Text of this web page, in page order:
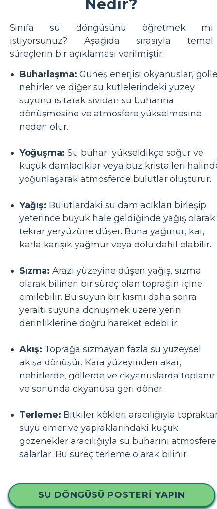
Nedir?
Sınıfa su döngüsünü öğretmek mi
istiyorsunuz? Aşağıda sırasıyla temel
süreçlerin bir açıklaması verilmiştir:
Buharlaşma: Güneş enerjisi okyanuslar,
nehirler ve diğer su kütlelerindeki yüzey
suyunu ısıtarak sıvıdan su buharına
dönüşmesine ve atmosfere yükselmesine
neden olur.
Yoğuşma: Su buharı yükseldikçe soğur ve
küçük damlacıklar veya buz kristalleri
yoğunlaşarak atmosferde bulutlar oluşturur.
Yağış: Bulutlardaki su damlacıkları birleşip
yeterince büyük hale geldiğinde yağış olarak
tekrar yeryüzüne düşer. Buna yağmur, kar,
karla karışık yağmur veya dolu dahil olabilir.
Sızma: Arazi yüzeyine düşen yağış, sızma
olarak bilinen bir süreç olan toprağın içine
emilebilir. Bu suyun bir kısmı daha sonra
yeraltı suyuna dönüşmek üzere yerin
derinliklerine doğru hareket edebilir.
Akış: Toprağa sızmayan fazla su yüzeysel
akışa dönüşür. Kara yüzeyinden akar,
nehirlerde, göllerde ve okyanuslarda toplanır
ve sonunda okyanusa geri döner.
Terleme: Bitkiler kökleri aracılığıyla
suyu emer ve yapraklarındaki küçük
gözenekler aracılığıyla su buharını atmosfere
salarlar. Bu süreç terleme olarak bilinir.
SU DÖNGÜSÜ POSTERI YAPIN